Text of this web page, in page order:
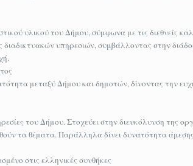
υλικού του Δήμου, σύμφωνα με τις διεθνείς
υπηρεσιών, συμβάλλοντας στην
μεταξύ Δήμου και δημοτών, δίνοντας την
του Δήμου. Στοχεύει στην διευκόλυνση της
τα θέματα. Παράλληλα δίνει δυνατότητα
στις ελληνικές συνθήκες